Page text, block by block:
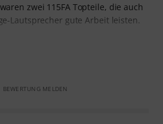
zwei 115FA Topteile, die auch
Lautsprecher gute Arbeit leisten.
BEWERTUNG MELDEN